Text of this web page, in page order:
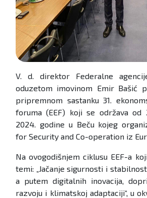
V. d. direktor Federalne
oduzetom imovinom Emir Bašić
pripremnom sastanku 31.
foruma (EEF) koji se održava od
2024. godine u Beču kojeg
for Security and Co-operation iz
Na ovogodišnjem ciklusu EEF-a
temi: „Jačanje sigurnosti i
a putem digitalnih inovacija,
razvoju i klimatskoj adaptaciji“, u